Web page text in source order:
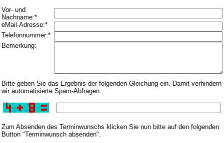
Vor- und
Nachname:*
eMail-Adresse:*
Telefonnummer:*
Bemerkung:
Bitte geben Sie das Ergebnis der folgenden Gleichung ein. Damit verhindern
wir automatisierte Spam-Abfragen.
Zum Absenden des Terminwunschs klicken Sie nun bitte auf den folgenden
Button "Terminwunsch absenden".